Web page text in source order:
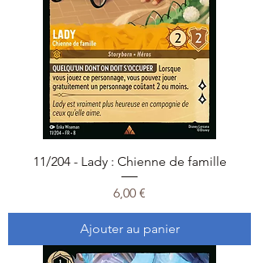
11/204 - Lady : Chienne de famille
Prix
6,00 €
Ajouter au panier